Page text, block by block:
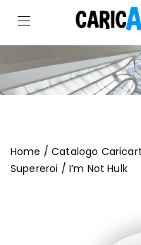
Home /Catalogo
Supereroi / I’m Not Hulk